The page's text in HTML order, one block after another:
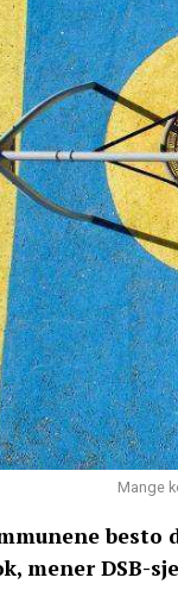
Mange
besto
mener DSB-